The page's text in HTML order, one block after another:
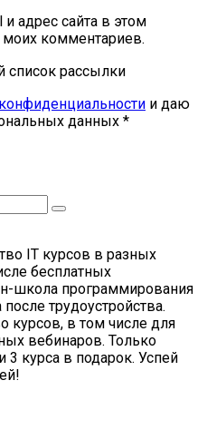
адрес сайта в этом
комментариев.
список рассылки
и даю
данных *
IT курсов в разных
бесплатных
школа программирования
трудоустройства.
курсов, в том числе для
вебинаров. Только
3 курса в подарок. Успей